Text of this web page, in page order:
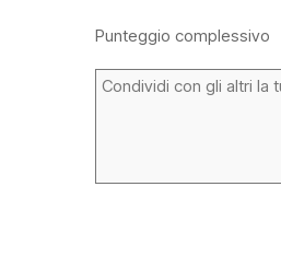
Punteggio complessivo